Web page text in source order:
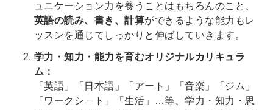
ュニケーション力を養うことはもちろんのこと、
英語の読み、書き、計算ができるような能力もレ
ッスンを通じてしっかりと伸ばしていきます。
学力・知力・能力を育むオリジナルカリキュラ
ム：
「英語」「日本語」「アート」「音楽」「ジム」
「ワークシ－ト」「生活」…等、学力・知力・思